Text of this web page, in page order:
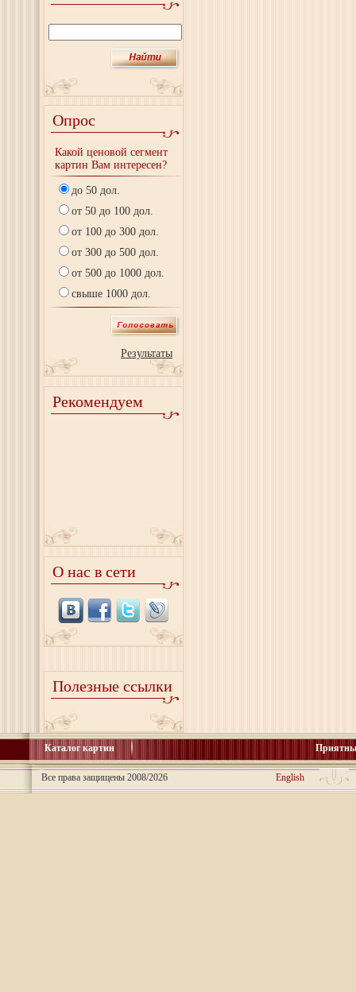
Опрос
Какой ценовой сегмент
картин Вам интересен?
до 50 дол.
от 50 до 100 дол.
от 100 до 300 дол.
от 300 до 500 дол.
от 500 до 1000 дол.
свыше 1000 дол.
Результаты
Рекомендуем
О нас в сети
Полезные ссылки
Каталог картин
Все права защищены 2008/2026 English